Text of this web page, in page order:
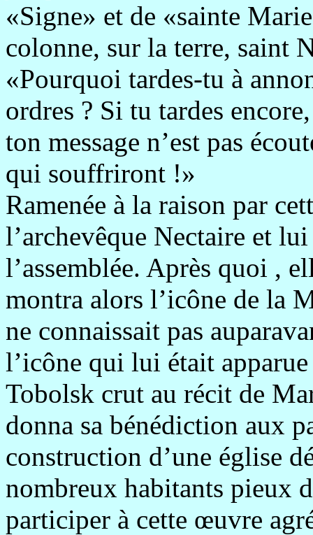
«Signe» et de «sainte
colonne, sur la terre, saint
«Pourquoi tardes-tu à
ordres ? Si tu tardes
ton message n’est pas
qui souffriront !»
Ramenée à la raison par
l’archevêque Nectaire et
l’assemblée. Après quoi ,
montra alors l’icône de la
ne connaissait pas
l’icône qui lui était
Tobolsk crut au récit de
donna sa bénédiction aux
construction d’une église
nombreux habitants pieux
participer à cette œuvre